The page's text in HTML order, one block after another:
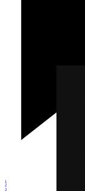
1
2
3